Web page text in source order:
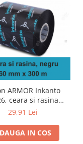
ARMOR Inkanto
ceara si rasina
negru,
29,91 Lei
IN COS